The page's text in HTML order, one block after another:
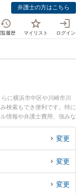
弁護士の方はこちら
覧履歴 マイリスト ログイン
に横浜市中区や川崎市川
検索もでき便利です。特に
情報や弁護士費用、強みな
豊富な近くの弁護士を検索
変更
変更
変更